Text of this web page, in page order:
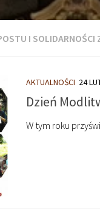
I SOLIDARNOŚCI
AKTUALNOŚCI 24
Dzień
W tym roku